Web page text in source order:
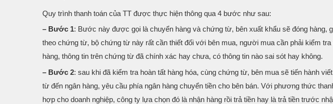
Quy trình thanh toán của TT được thực hiện thông qua 4 bước như sau:
– Bước 1: Bước này được gọi là chuyển hàng và chứng từ, bên xuất khẩu sẽ đóng hàng,
theo chứng từ, bộ chứng từ này rất cần thiết đối với bên mua, người mua cần phải kiểm
hàng, thông tin trên chứng từ đã chính xác hay chưa, có thông tin nào sai sót hay không.
– Bước 2: sau khi đã kiểm tra hoàn tất hàng hóa, cùng chứng từ, bên mua sẽ tiến hành
từ đến ngân hàng, yêu cầu phía ngân hàng chuyển tiền cho bên bán. Với phương thức
hợp cho doanh nghiệp, công ty lựa chọn đó là nhận hàng rồi trả tiền hay là trả tiền trước